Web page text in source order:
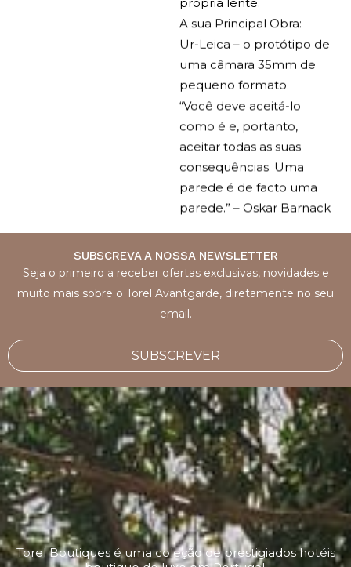
própria lente.
A sua Principal Obra:
Ur-Leica – o protótipo de
uma câmara 35mm de
pequeno formato.
“Você deve aceitá-lo
como é e, portanto,
aceitar todas as suas
consequências. Uma
parede é de facto uma
parede.” – Oskar Barnack
SUBSCREVA A NOSSA NEWSLETTER
Seja o primeiro a receber ofertas exclusivas, novidades e
muito mais sobre o Torel Avantgarde, diretamente no seu
email.
SUBSCREVER
Torel Boutiquesé uma coleção de prestigiados hotéis